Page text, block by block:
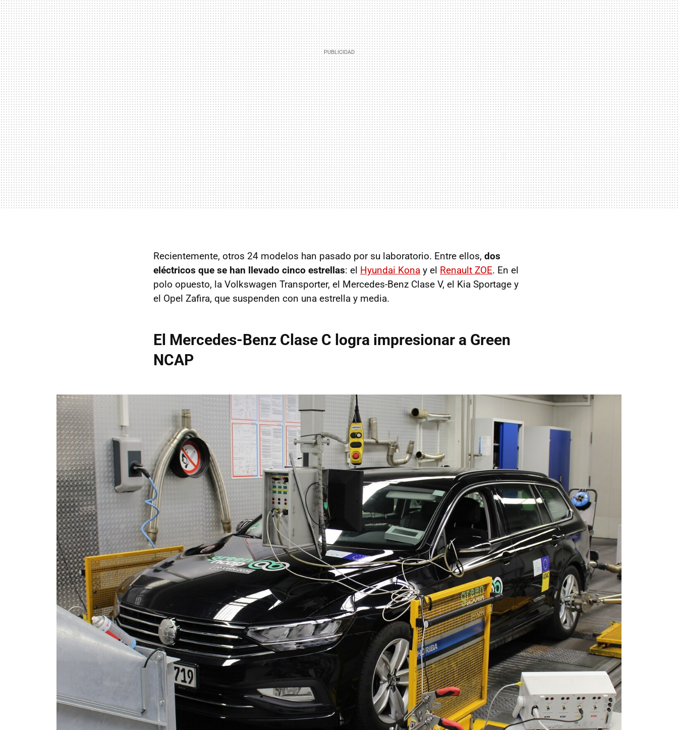
Recientemente, otros 24 modelos han pasado por su laboratorio. Entre ellos, dos
eléctricos que se han llevado cinco estrellas: el Hyundai Kona y el Renault ZOE. En el
polo opuesto, la Volkswagen Transporter, el Mercedes-Benz Clase V, el Kia Sportage y
el Opel Zafira, que suspenden con una estrella y media.
El Mercedes-Benz Clase C logra impresionar a Green
NCAP